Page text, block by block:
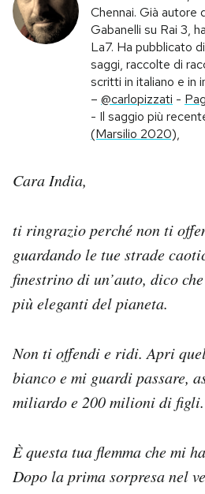
Sport
NEWSLETTER
I MIEI PREFERITI
SHOP
CALENDARIO
AREA PERSONALE
Area Personale
Newsletter
Hai bisogno di aiuto?
Esci
Chennai. Già autore
Gabanelli su Rai 3,
La7. Ha pubblicato
saggi, raccolte di
scritti in italiano e in
– @carlopizzati -
- Il saggio più
(Marsilio 2020),
Cara India,
ti ringrazio perché non ti
guardando le tue strade
finestrino di un’auto, dico
più eleganti del pianeta.
Non ti offendi e ridi. Apri
bianco e mi guardi passare,
miliardo e 200 milioni di figli.
È questa tua flemma che mi
Dopo la prima sorpresa nel